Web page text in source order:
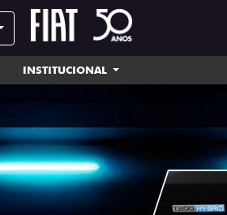
INSTITUCIONAL